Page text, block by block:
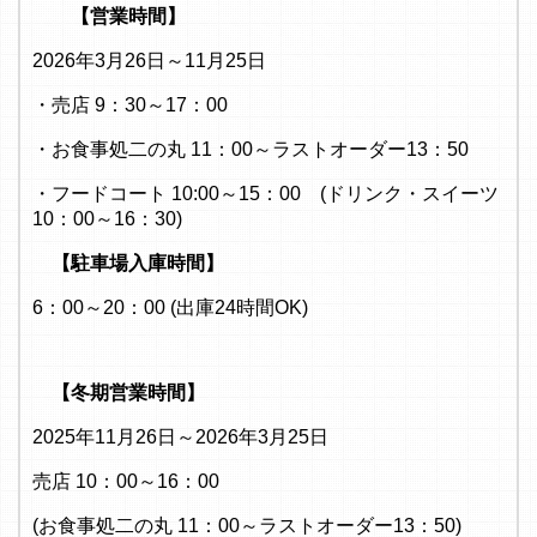
【営業時間】
2026年3月26日～11月25日
・売店 9：30～17：00
・お食事処二の丸 11：00～ラストオーダー13：50
・フードコート 10:00～15：00 (ドリンク・スイーツ
10：00～16：30)
【駐車場入庫時間】
6：00～20：00 (出庫24時間OK)
【冬期営業時間】
2025年11月26日～2026年3月25日
売店 10：00～16：00
(お食事処二の丸 11：00～ラストオーダー13：50)